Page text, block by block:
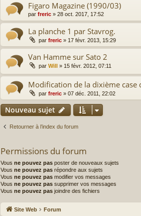
Figaro Magazine (1990/03)
par freric » 28 oct. 2017, 17:52
La planche 1 par Stavrog.
par freric » 17 févr. 2013, 15:29
Van Hamme sur Sato 2
par Will » 15 févr. 2012, 07:11
Modification de la dixième case
par freric » 07 déc. 2011, 22:02
Nouveau sujet
Retourner à l’index du forum
Permissions du forum
Vous ne pouvez pas poster de nouveaux sujets
Vous ne pouvez pas répondre aux sujets
Vous ne pouvez pas modifier vos messages
Vous ne pouvez pas supprimer vos messages
Vous ne pouvez pas joindre des fichiers
Site Web Forum